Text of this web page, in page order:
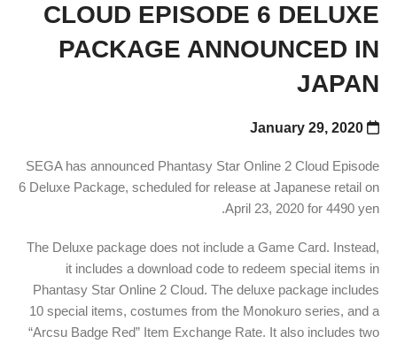
CLOUD EPISODE 6 DELUXE
PACKAGE ANNOUNCED IN
JAPAN
SEGA has announced Phantasy Star Online 2 Cloud Episode
6 Deluxe Package, scheduled for release at Japanese retail on
April 23, 2020 for 4490 yen.
The Deluxe package does not include a Game Card. Instead,
it includes a download code to redeem special items in
Phantasy Star Online 2 Cloud. The deluxe package includes
10 special items, costumes from the Monokuro series, and a
“Arcsu Badge Red” Item Exchange Rate. It also includes two